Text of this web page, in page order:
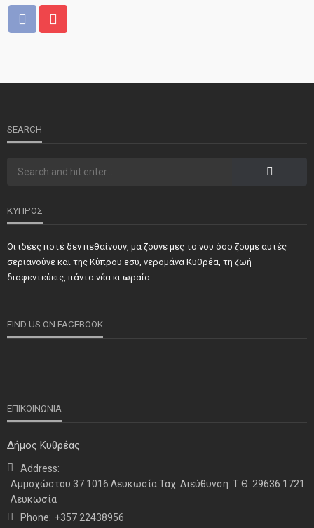
ΣΗΜΑΝΤΙΚΑ ΤΕΛΕΥΤΑΙΑ ΝΕΑ
Τιμήθηκαν και φέτος προσωπικότητες και φορείς των
ΝΕΑ ΤΕΛΕΥΤΑΙΑ ΝΕΑ
Η παρουσία μας στο 41ο Συνέδριο της ΠΣΕΚΑ στην
Ουάσινγκτον
SEARCH
ΚΥΠΡΟΣ
Οι ιδέες ποτέ δεν πεθαίνουν, μα ζούνε μες το νου όσο ζούμε αυτές
σεριανούνε και της Κύπρου εσύ, νερομάνα Κυθρέα, τη ζωή
διαφεντεύεις, πάντα νέα κι ωραία
FIND US ON FACEBOOK
ΕΠΙΚΟΙΝΩΝΙΑ
Δήμος Κυθρέας
Address:
Αμμοχώστου 37 1016 Λευκωσία Ταχ. Διεύθυνση: Τ.Θ. 29636 1721
Λευκωσία
Phone: +357 22438956